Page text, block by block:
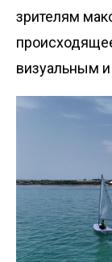
зрителям
визуальным